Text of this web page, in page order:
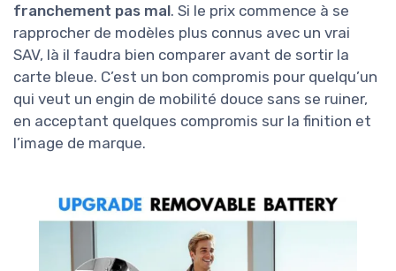
franchement pas mal. Si le prix commence à se
rapprocher de modèles plus connus avec un vrai
SAV, là il faudra bien comparer avant de sortir la
carte bleue. C’est un bon compromis pour quelqu’un
qui veut un engin de mobilité douce sans se ruiner,
en acceptant quelques compromis sur la finition et
l’image de marque.